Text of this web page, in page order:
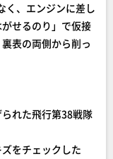
、エンジンに差し
せるのり」で仮接
表の両側から削っ
れた飛行第38戦隊
をチェックした